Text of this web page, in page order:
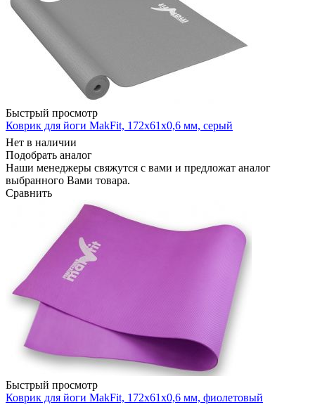
Быстрый просмотр
Коврик для йоги MakFit, 172x61x0,6 мм, серый
Нет в наличии
Подобрать аналог
Наши менеджеры свяжутся с вами и предложат аналог
выбранного Вами товара.
Сравнить
Быстрый просмотр
Коврик для йоги MakFit, 172x61x0,6 мм, фиолетовый